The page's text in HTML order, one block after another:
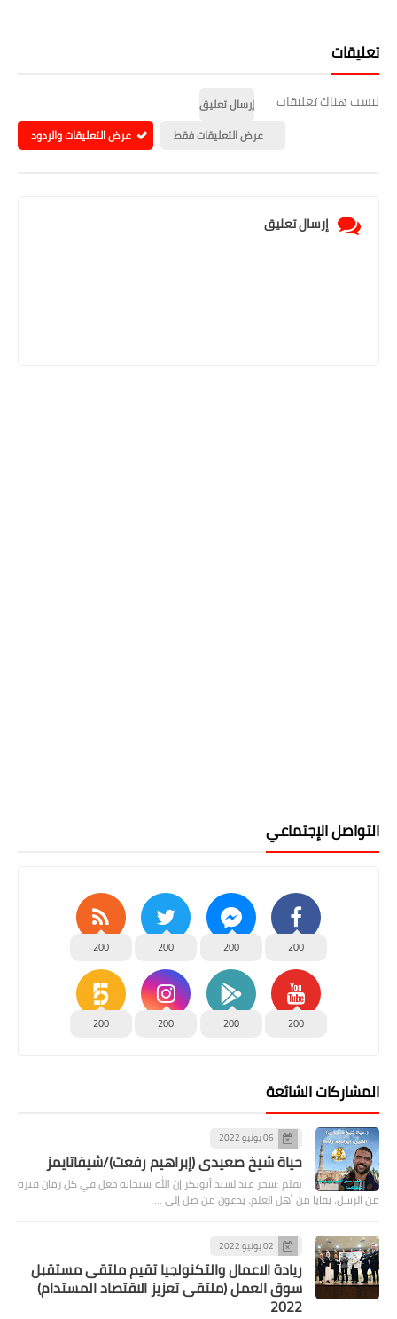
تعليقات
ليست هناك تعليقات
إرسال تعليق
عرض التعليقات فقط
عرض التعليقات والردود
إرسال تعليق
التواصل الإجتماعي
200
200
200
200
200
200
200
200
المشاركات الشائعة
06 يونيو 2022
حياة شيخ صعيدى (إبراهيم رفعت)/شيفاتايمز
بقلم :سحر عبدالسيد أبوبكر إن الله سبحانه جعل في كل زمان فترة
من الرسل، بقايا من أهل العلم، يدعون من ضل إلى …
02 يونيو 2022
ريادة الاعمال والتكنولجيا تقيم ملتقى مستقبل
سوق العمل (ملتقى تعزيز الاقتصاد المستدام)
2022